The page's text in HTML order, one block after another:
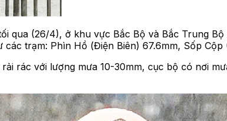
qua (26/4), ở khu vực Bắc Bộ và Bắc Trung
trạm: Phìn Hồ (Điện Biên) 67.6mm, Sốp
rác với lượng mưa 10-30mm, cục bộ có nơi